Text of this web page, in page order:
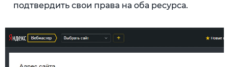
подтвердить свои права на оба ресурса.